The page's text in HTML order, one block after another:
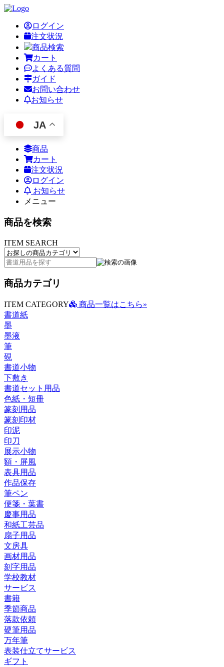
ログイン
注文状況
商品検索
カート
よくある質問
ガイド
お問い合わせ
お知らせ
JA
商品
カート
注文状況
ログイン
お知らせ
メニュー
商品を検索
ITEM SEARCH
商品カテゴリ
ITEM CATEGORY
商品一覧はこちら»
書道紙
墨
墨液
筆
硯
書道小物
下敷き
書道セット用品
色紙・短冊
篆刻用品
篆刻印材
印泥
印刀
展示小物
額・屏風
表具用品
作品保存
筆ペン
便箋・葉書
慶事用品
和紙工芸品
扇子用品
文房具
画材用品
刻字用品
学校教材
サービス
書籍
季節商品
落款依頼
硬筆用品
万年筆
表装仕立てサービス
ギフト